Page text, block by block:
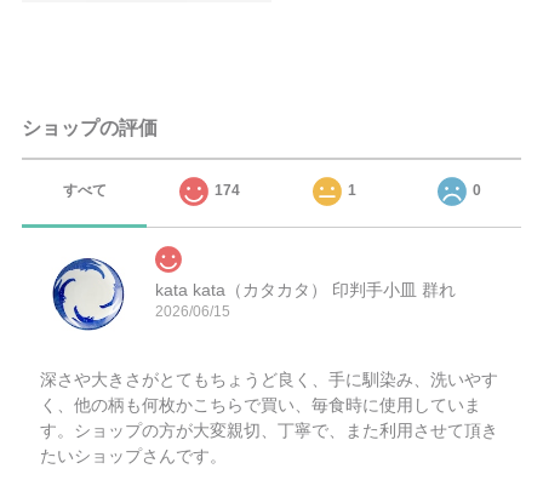
ショップの評価
すべて 174 1 0
kata kata（カタカタ） 印判手小皿 群れ
2026/06/15
深さや大きさがとてもちょうど良く、手に馴染み、洗いやす
く、他の柄も何枚かこちらで買い、毎食時に使用していま
す。ショップの方が大変親切、丁寧で、また利用させて頂き
たいショップさんです。